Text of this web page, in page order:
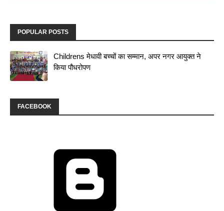
POPULAR POSTS
Childrens मेधावी बच्चों का सम्मान, अपर नगर आयुक्त ने
किया पौधरोपण
FACEBOOK